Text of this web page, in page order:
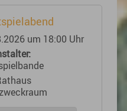
um 18:00 Uhr